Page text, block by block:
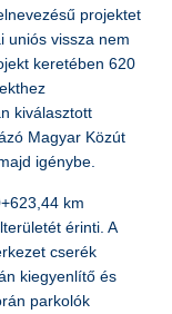
projektet
uniós vissza nem
keretében 620
kiválasztott
Magyar Közút
igénybe.
km
érinti. A
cserék
kiegyenlítő és
parkolók